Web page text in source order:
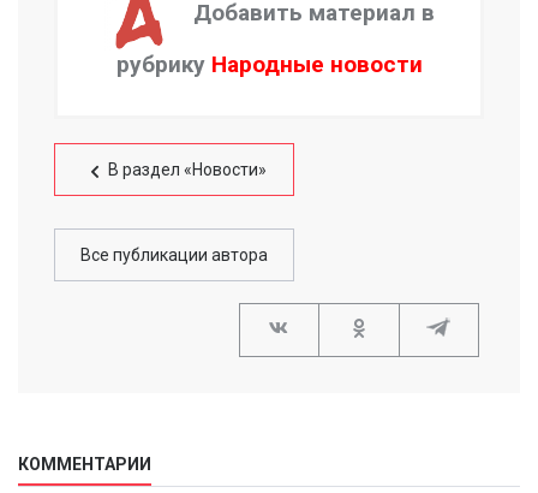
Добавить материал в
рубрику Народные новости
В раздел «Новости»
Все публикации автора
КОММЕНТАРИИ